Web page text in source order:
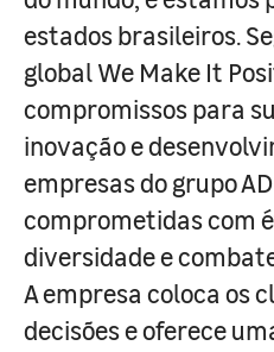
estados brasileiros.
global We Make It
compromissos para
inovação e
empresas do grupo
comprometidas com
diversidade e
A empresa coloca os
decisões e oferece